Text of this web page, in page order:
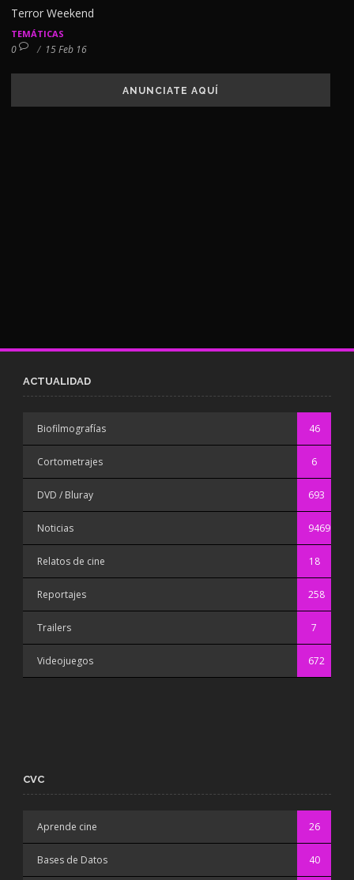
Terror Weekend
TEMÁTICAS
0 / 15 Feb 16
ANUNCIATE AQUÍ
ACTUALIDAD
Biofilmografías 46
Cortometrajes 6
DVD / Bluray 693
Noticias 9469
Relatos de cine 18
Reportajes 258
Trailers 7
Videojuegos 672
CVC
Aprende cine 26
Bases de Datos 40